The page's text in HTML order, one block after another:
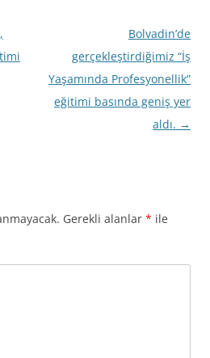
Bolvadin’de
gerçekleştirdiğimiz “İş
Yaşamında Profesyonellik”
eğitimi basında geniş yer
aldı. →
Gerekli alanlar * ile